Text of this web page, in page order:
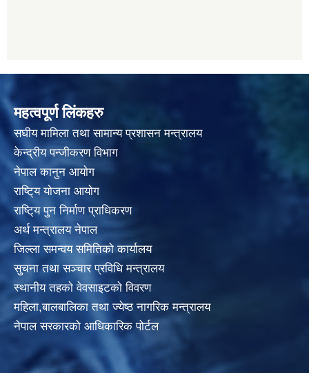
महत्वपूर्ण लिंकहरु
स‌घीय मामिला तथा सामान्य प्रशासन मन्त्रालय
केन्द्रीय पन्जीकरण विभाग
नेपाल कानुन आयाेग
राष्टि्य याेजना आयाेग
राष्टि्य पुन निर्माण प्राधिकरण
अर्थ मन्त्रालय नेपाल
जिल्ला समन्वय समितिको कार्यालय
सुचना तथा सञ्चार प्रविधि मन्त्रालय
स्थानीय तहकाे वेवसाइटकाे विवरण
महिला,बालबालिका तथा ज्येष्ठ नागरिक मन्त्रालय
नेपाल सरकारको आधिकारिक पोर्टल